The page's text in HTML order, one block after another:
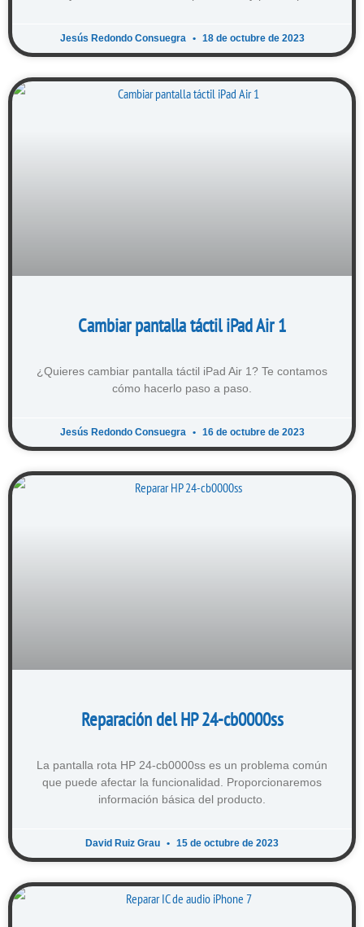
Jesús Redondo Consuegra 18 de octubre de 2023
Cambiar pantalla táctil iPad Air 1
¿Quieres cambiar pantalla táctil iPad Air 1? Te contamos
cómo hacerlo paso a paso.
Jesús Redondo Consuegra 16 de octubre de 2023
Reparación del HP 24-cb0000ss
La pantalla rota HP 24-cb0000ss es un problema común
que puede afectar la funcionalidad. Proporcionaremos
información básica del producto.
David Ruiz Grau 15 de octubre de 2023